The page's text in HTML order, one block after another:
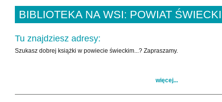
BIBLIOTEKA NA WSI: POWIAT ŚWIECKI
Tu znajdziesz adresy:
Szukasz dobrej książki w powiecie świeckim...? Zapraszamy.
więcej...